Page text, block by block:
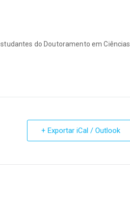
do Doutoramento em Ciências
+ Exportar iCal / Outlook